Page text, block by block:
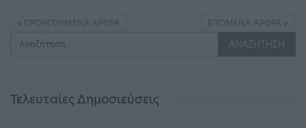
ΠΡΟΗΓΟΎΜΕΝΑ ΆΡΘΡΑ ΕΠΌΜΕΝΑ ΆΡΘΡΑ
Τελευταίες Δημοσιεύσεις